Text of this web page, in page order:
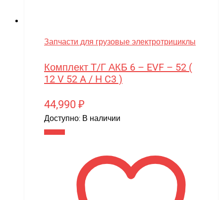
Запчасти для грузовые электротрициклы
Комплект Т/Г АКБ 6 – EVF – 52 (
12 V 52 A / H C3 )
44,990 ₽
Доступно: В наличии